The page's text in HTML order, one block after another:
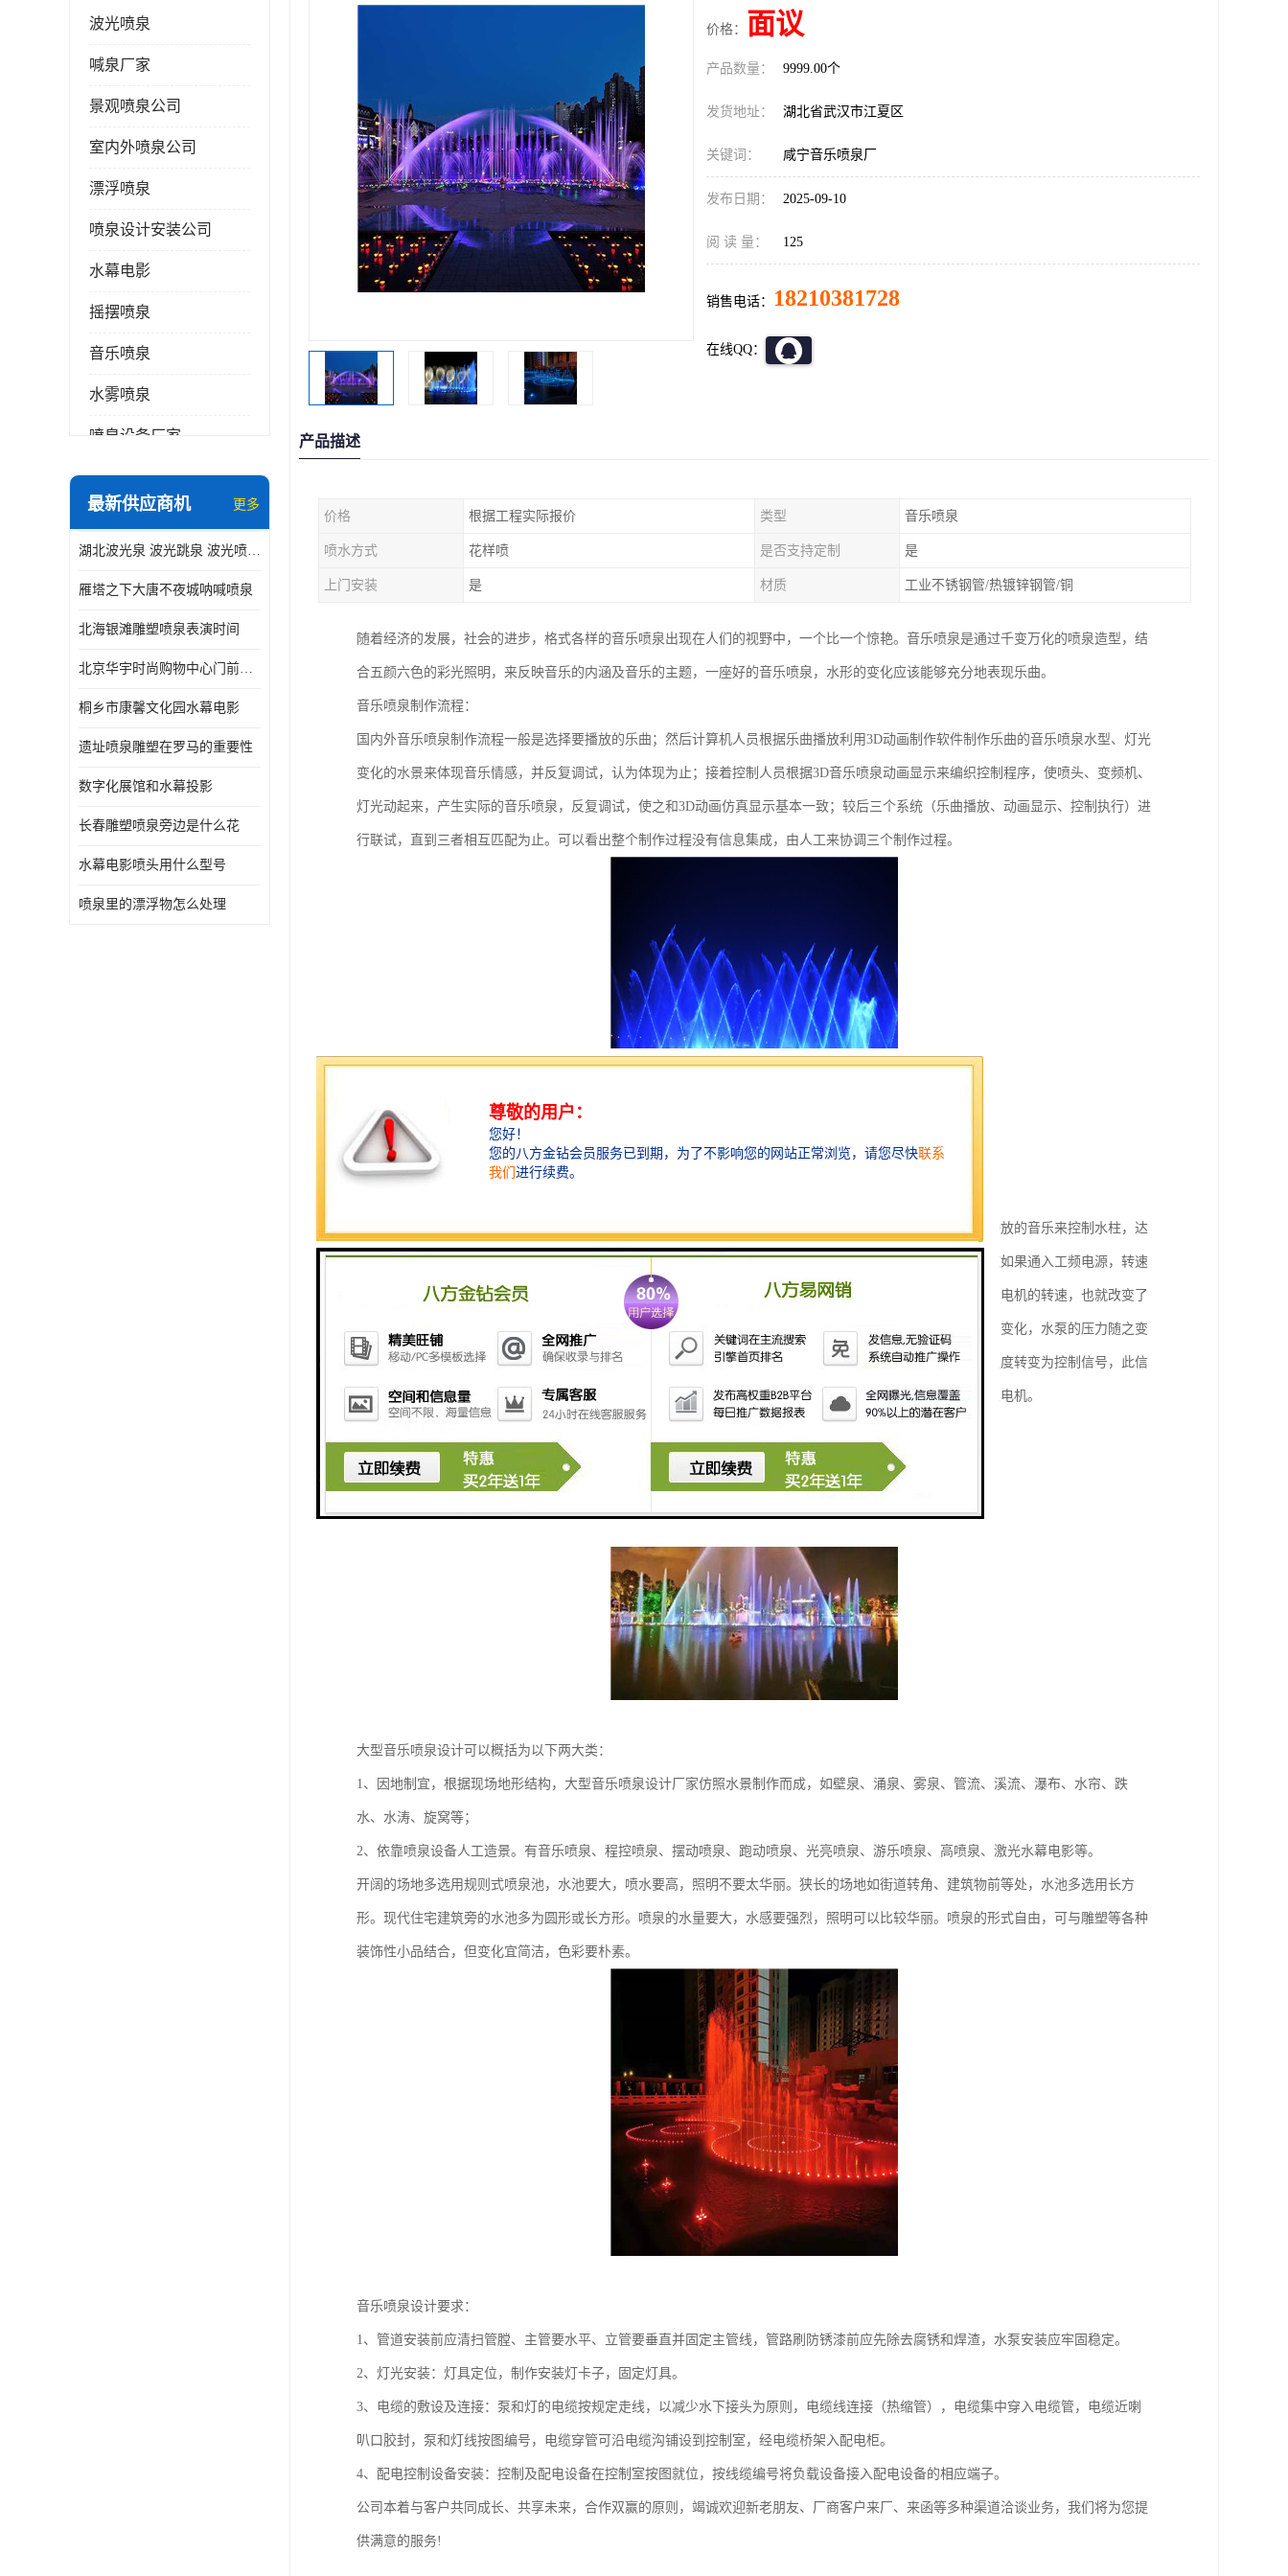
波光喷泉
喊泉厂家
景观喷泉公司
室内外喷泉公司
漂浮喷泉
喷泉设计安装公司
水幕电影
摇摆喷泉
音乐喷泉
水雾喷泉
喷泉设备厂家
数字水幕
珍珠泉
最新供应商机 更多
湖北波光泉 波光跳泉 波光喷泉设备厂家
雁塔之下大唐不夜城呐喊喷泉
北海银滩雕塑喷泉表演时间
北京华宇时尚购物中心门前喷泉 精度高
桐乡市康馨文化园水幕电影
遗址喷泉雕塑在罗马的重要性
数字化展馆和水幕投影
长春雕塑喷泉旁边是什么花
水幕电影喷头用什么型号
喷泉里的漂浮物怎么处理
价格： 面议
产品数量： 9999.00个
发货地址： 湖北省武汉市江夏区
关键词： 咸宁音乐喷泉厂
发布日期： 2025-09-10
阅 读 量： 125
销售电话： 18210381728
在线QQ：
产品描述
价格 根据工程实际报价 类型 音乐喷泉
喷水方式 花样喷 是否支持定制 是
上门安装 是 材质 工业不锈钢管/热镀锌钢管/铜
随着经济的发展，社会的进步，格式各样的音乐喷泉出现在人们的视野中，一个比一个惊艳。音乐喷泉是通过千变万化的喷泉造型，结
合五颜六色的彩光照明，来反映音乐的内涵及音乐的主题，一座好的音乐喷泉，水形的变化应该能够充分地表现乐曲。
音乐喷泉制作流程：
国内外音乐喷泉制作流程一般是选择要播放的乐曲；然后计算机人员根据乐曲播放利用3D动画制作软件制作乐曲的音乐喷泉水型、灯光
变化的水景来体现音乐情感，并反复调试，认为体现为止；接着控制人员根据3D音乐喷泉动画显示来编织控制程序，使喷头、变频机、
灯光动起来，产生实际的音乐喷泉，反复调试，使之和3D动画仿真显示基本一致；较后三个系统（乐曲播放、动画显示、控制执行）进
行联试，直到三者相互匹配为止。可以看出整个制作过程没有信息集成，由人工来协调三个制作过程。
其实就是将音频信号转换成电频信号电频信号通过变频器控制水泵使水泵的压力随音乐的节奏的变化。根据播放的音乐来控制水柱，达
到与音乐同步的效果，而水柱是由水泵来控制的，而水泵是由三相异步电动机组成的，三相异步电动机的转速如果通入工频电源，转速
是不变化的，变频器是针对电机调速的装置。由变频器控制电机的转速，使水柱发生变化。改变频率就改变了电机的转速，也就改变了
水泵的压力，音乐的不同频率经单片机处理送到变频电机的控制端，使电机转速随音乐的音调，节奏，和强弱变化，水泵的压力随之变
化，喷岀的水就有了高低变化，而且是由几套设备对多组喷嘴实施控制喷泉的形成是水泵。将音乐的节奏和强度转变为控制信号，此信
号再控制一个电压控制器件，电源经过这个电压控制器件后，输出电压也随音乐的变化而改变，然后控制水泵电机。
大型音乐喷泉设计可以概括为以下两大类：
1、因地制宜，根据现场地形结构，大型音乐喷泉设计厂家仿照水景制作而成，如壁泉、涌泉、雾泉、管流、溪流、瀑布、水帘、跌
水、水涛、旋窝等；
2、依靠喷泉设备人工造景。有音乐喷泉、程控喷泉、摆动喷泉、跑动喷泉、光亮喷泉、游乐喷泉、高喷泉、激光水幕电影等。
开阔的场地多选用规则式喷泉池，水池要大，喷水要高，照明不要太华丽。狭长的场地如街道转角、建筑物前等处，水池多选用长方
形。现代住宅建筑旁的水池多为圆形或长方形。喷泉的水量要大，水感要强烈，照明可以比较华丽。喷泉的形式自由，可与雕塑等各种
装饰性小品结合，但变化宜简洁，色彩要朴素。
音乐喷泉设计要求：
1、管道安装前应清扫管膛、主管要水平、立管要垂直并固定主管线，管路刷防锈漆前应先除去腐锈和焊渣，水泵安装应牢固稳定。
2、灯光安装：灯具定位，制作安装灯卡子，固定灯具。
3、电缆的敷设及连接：泵和灯的电缆按规定走线，以减少水下接头为原则，电缆线连接（热缩管），电缆集中穿入电缆管，电缆近喇
叭口胶封，泵和灯线按图编号，电缆穿管可沿电缆沟铺设到控制室，经电缆桥架入配电柜。
4、配电控制设备安装：控制及配电设备在控制室按图就位，按线缆编号将负载设备接入配电设备的相应端子。
公司本着与客户共同成长、共享未来，合作双赢的原则，竭诚欢迎新老朋友、厂商客户来厂、来函等多种渠道洽谈业务，我们将为您提
供满意的服务!